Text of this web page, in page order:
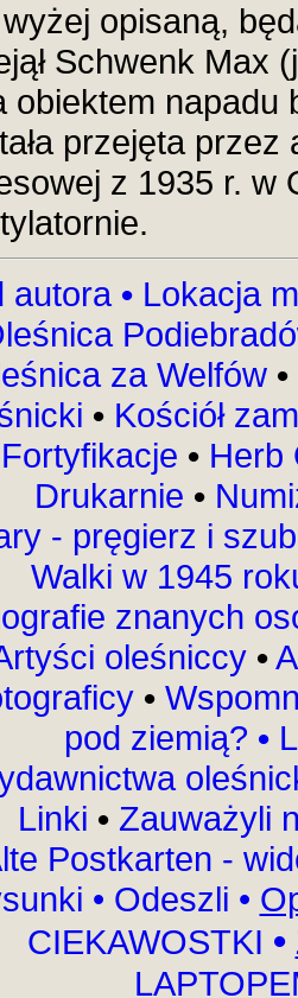
opisaną,
Schwenk Max
obiektem
przejęta
z 1935 r. w
autora • Lokacja
za Welfów•
•Kościół
Fortyfikacje • Herb
Drukarnie •
- pręgierz i
Walki w 1945
znanych
oleśniccy •
•
pod ziemią? •
Linki • Zauważyli
Postkarten -
• Odeszli •
CIEKAWOSTKI •